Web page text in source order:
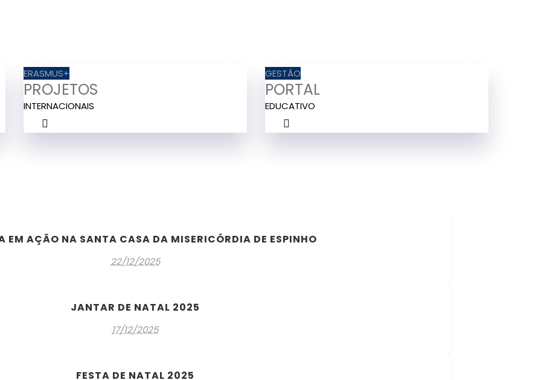
ERASMUS+
PROJETOS
INTERNACIONAIS
GESTÃO
PORTAL
EDUCATIVO
EM AÇÃO NA SANTA CASA DA MISERICÓRDIA DE ESPINHO
22/12/2025
JANTAR DE NATAL 2025
17/12/2025
FESTA DE NATAL 2025